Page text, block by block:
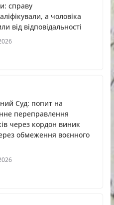
справу
а чоловіка
від відповідальності
Суд: попит на
переправлення
через кордон виник
обмеження воєнного